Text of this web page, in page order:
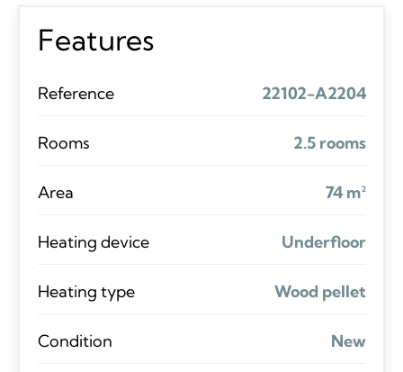
Features
Reference 22102-A2204
Rooms 2.5 rooms
Area 74 m²
Heating device Underfloor
Heating type Wood pellet
Condition New